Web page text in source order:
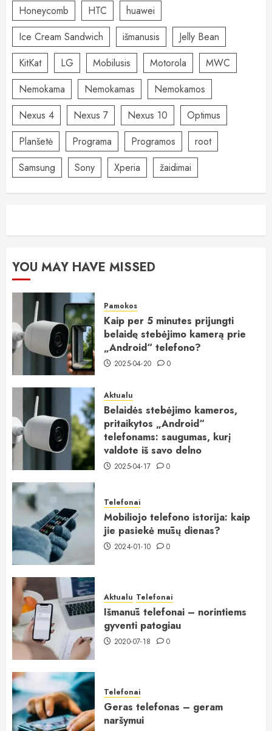
Honeycomb
HTC
huawei
Ice Cream Sandwich
išmanusis
Jelly Bean
KitKat
LG Mobilusis Motorola
MWC
Nemokama
Nemokamas
Nemokamos
Nexus 4
Nexus 7 Nexus 10
Optimus
Planšetė
Programa Programos
root
Samsung
Sony Xperia žaidimai
YOU MAY HAVE MISSED
Pamokos
Kaip per 5 minutes prijungti
belaidę stebėjimo kamerą prie
„Android“ telefono?
2025-04-20 0
Aktualu
Belaidės stebėjimo kameros,
pritaikytos „Android“
telefonams: saugumas, kurį
valdote iš savo delno
2025-04-17 0
Telefonai
Mobiliojo telefono istorija: kaip
jie pasiekė mūsų dienas?
2024-01-10 0
Aktualu Telefonai
Išmanūs telefonai – norintiems
gyventi patogiau
2020-07-18 0
Telefonai
Geras telefonas – geram
naršymui